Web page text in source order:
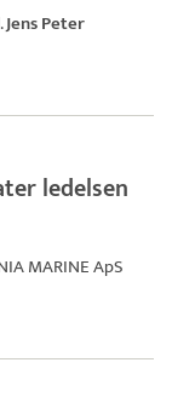
Jens Peter
ledelsen
MARINE ApS